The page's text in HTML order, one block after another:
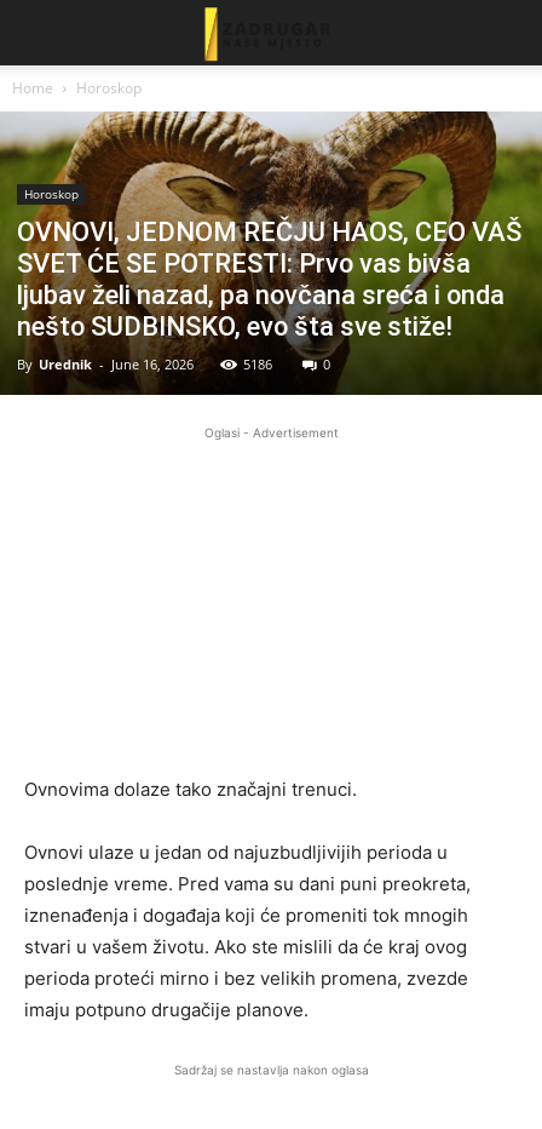
Home Horoskop
Horoskop
OVNOVI, JEDNOM REČJU HAOS, CEO VAŠ
SVET ĆE SE POTRESTI: Prvo vas bivša
ljubav želi nazad, pa novčana sreća i onda
nešto SUDBINSKO, evo šta sve stiže!
By Urednik - June 16, 2026 5186 0
Oglasi - Advertisement
Ovnovima dolaze tako značajni trenuci.
Ovnovi ulaze u jedan od najuzbudljivijih perioda u
poslednje vreme. Pred vama su dani puni preokreta,
iznenađenja i događaja koji će promeniti tok mnogih
stvari u vašem životu. Ako ste mislili da će kraj ovog
perioda proteći mirno i bez velikih promena, zvezde
imaju potpuno drugačije planove.
Sadržaj se nastavlja nakon oglasa